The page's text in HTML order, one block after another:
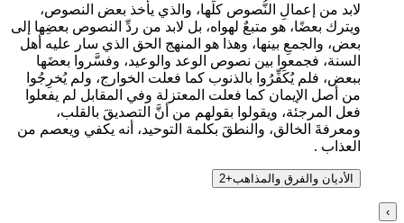
لابد من إعمالِ النُّصوص كلِّها، والذي يأخذ بعض النصوص،
ويترك بعضًا، هو متبعٌ لهواه، بل لابد من ردِّ النصوص بعضِها إلى
بعض، والجمعِ بينها، وهذا هو المنهج الحق الذي سار عليه أهل
السنة، فجمعوا بين نصوص الوعد والوعيد، وفسَّروا بعضَها
ببعض، فلم يُكَفِّرُوا بالذنوب كما فعلت الخوارج، ولم يُخرِجُوا
من أصل الإيمان كما فعلت المعتزلة وفي المقابل لم يفعلوا
فعل المرجئة، ويقولوا بقولهم من أنَّ التصديقَ بالقلب،
ومعرفةَ الخالق، والنطقَ بكلمة التوحيد، أنه يكفي ويعصم من
العذاب .
الأديان والفرق والمذاهب+
2
›